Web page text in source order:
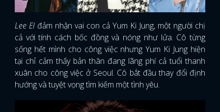
Lee El đảm nhận vai con cả Yum Ki Jung, một người chị
cả với tính cách bốc đồng và nóng như lửa. Cô từng
sống hết mình cho công việc nhưng Yum Ki Jung hiện
tại chỉ cảm thấy bản thân đang lãng phí cả tuổi thanh
xuân cho công việc ở Seoul. Cô bắt đầu thay đổi định
hướng và tuyệt vọng tìm kiếm một tình yêu.